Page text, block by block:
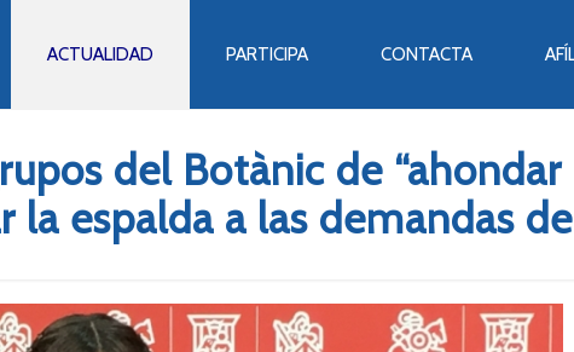
ACTUALIDAD PARTICIPA CONTACTA
del Botànic de
la espalda a las demandas